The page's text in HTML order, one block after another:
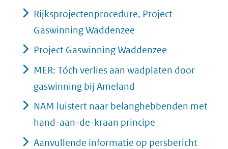
Rijksprojectenprocedure, Project
Gaswinning Waddenzee
Project Gaswinning Waddenzee
MER: Tóch verlies aan wadplaten door
gaswinning bij Ameland
NAM luistert naar belanghebbenden met
hand-aan-de-kraan principe
Aanvullende informatie op persbericht